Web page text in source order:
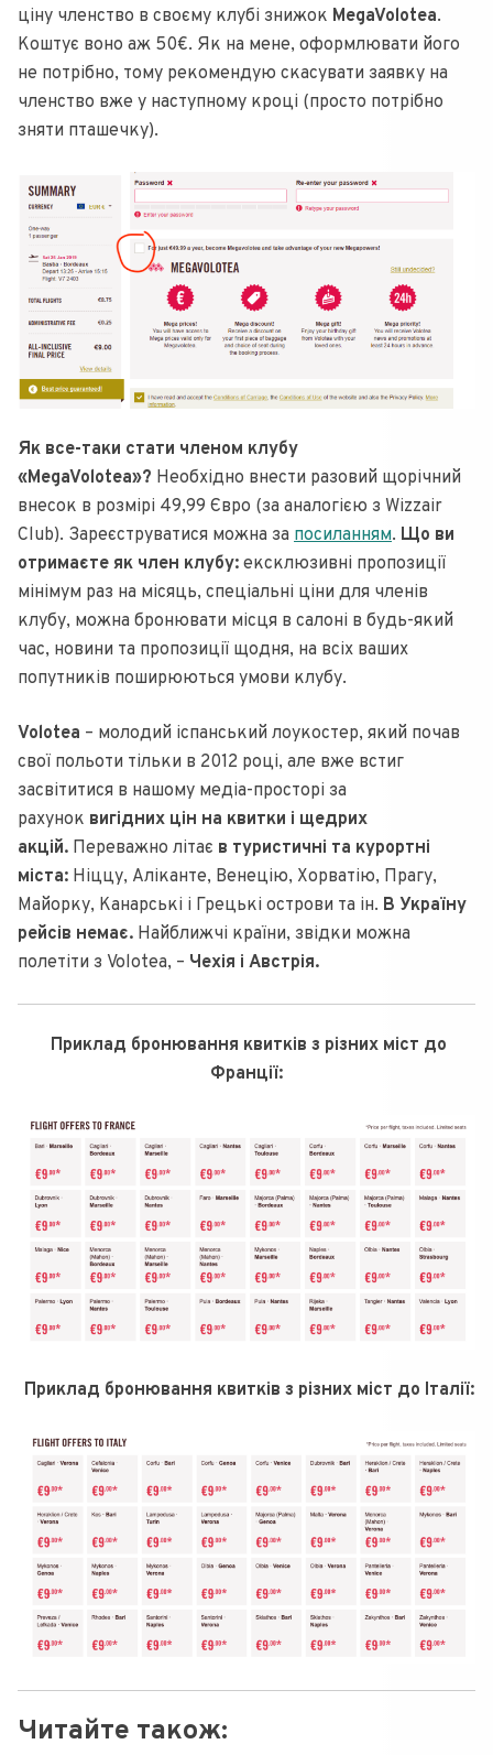
ціну членство в своєму клубі знижок MegaVolotea.
Коштує воно аж 50€. Як на мене, оформлювати його
не потрібно, тому рекомендую скасувати заявку на
членство вже у наступному кроці (просто потрібно
зняти пташечку).
Як все-таки стати членом клубу
«MegaVolotea»? Необхідно внести разовий щорічний
внесок в розмірі 49,99 Євро (за аналогією з Wizzair
Club). Зареєструватися можна за посиланням. Що ви
отримаєте як член клубу: ексклюзивні пропозиції
мінімум раз на місяць, спеціальні ціни для членів
клубу, можна бронювати місця в салоні в будь-який
час, новини та пропозиції щодня, на всіх ваших
попутників поширюються умови клубу.
Volotea – молодий іспанський лоукостер, який почав
свої польоти тільки в 2012 році, але вже встиг
засвітитися в нашому медіа-просторі за
рахунок вигідних цін на квитки і щедрих
акцій. Переважно літає в туристичні та курортні
міста: Ніццу, Аліканте, Венецію, Хорватію, Прагу,
Майорку, Канарські і Грецькі острови та ін. В Україну
рейсів немає. Найближчі країни, звідки можна
полетіти з Volotea, – Чехія і Австрія.
Приклад бронювання квитків з різних міст до
Франції:
Приклад бронювання квитків з різних міст до Італії:
Читайте також: